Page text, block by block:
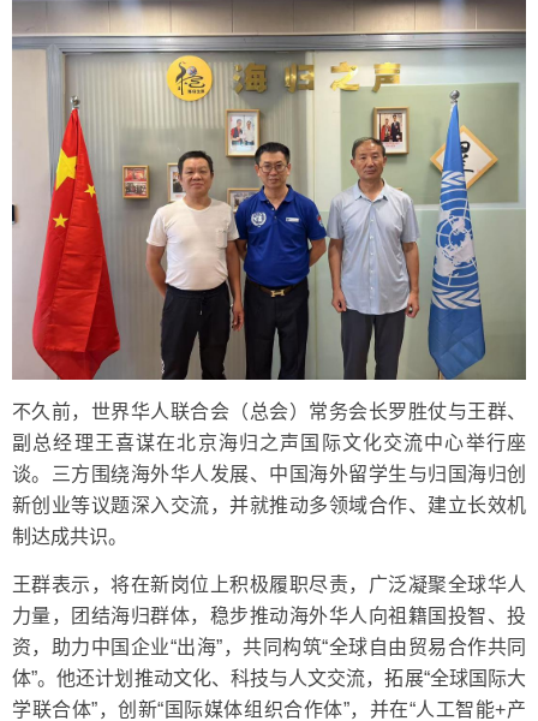
不久前，世界华人联合会（总会）常务会长罗胜仗与王群、
副总经理王喜谋在北京海归之声国际文化交流中心举行座
谈。三方围绕海外华人发展、中国海外留学生与归国海归创
新创业等议题深入交流，并就推动多领域合作、建立长效机
制达成共识。
王群表示，将在新岗位上积极履职尽责，广泛凝聚全球华人
力量，团结海归群体，稳步推动海外华人向祖籍国投智、投
资，助力中国企业“出海”，共同构筑“全球自由贸易合作共同
体”。他还计划推动文化、科技与人文交流，拓展“全球国际大
学联合体”，创新“国际媒体组织合作体”，并在“人工智能+产